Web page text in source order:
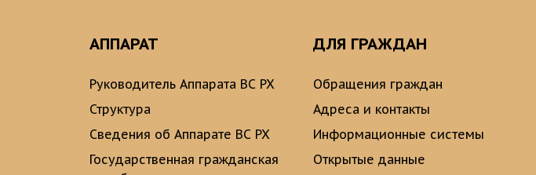
АППАРАТ
Руководитель Аппарата ВС РХ
Структура
Сведения об Аппарате ВС РХ
Государственная гражданская
ДЛЯ ГРАЖДАН
Обращения граждан
Адреса и контакты
Информационные системы
Открытые данные